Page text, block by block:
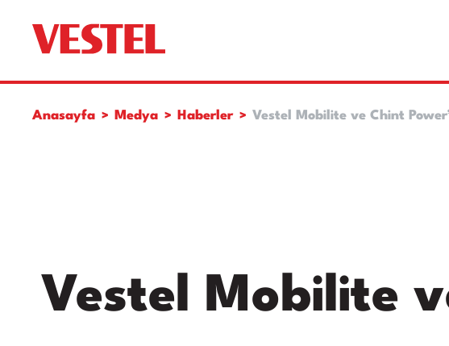
Anasayfa Medya Haberler Vestel Mobilite ve Chint
Vestel Mobilite